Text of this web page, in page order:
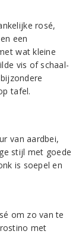
rosé,
een
wat kleine
vis of schaal-
tafel.
van aardbei,
stijl met goede
is soepel en
om zo van te
met